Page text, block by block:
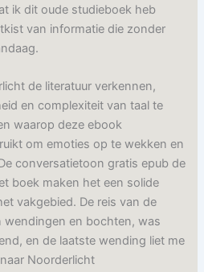
ik dit oude studieboek heb
van informatie die zonder
de literatuur verkennen,
en complexiteit van taal te
waarop deze ebook
om emoties op te wekken en
conversatietoon gratis epub de
boek maken het een solide
vakgebied. De reis van de
en bochten, was
en de laatste wending liet me
Noorderlicht